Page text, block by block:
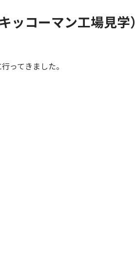
ッコーマン工場見学）
ってきました。